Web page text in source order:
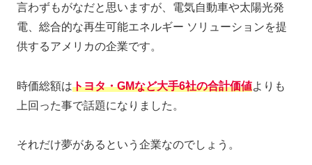
言わずもがなだと思いますが、電気自動車や太陽光発
電、総合的な再生可能エネルギー ソリューションを提
供するアメリカの企業です。
時価総額はトヨタ・GMなど大手6社の合計価値よりも
上回った事で話題になりました。
それだけ夢があるという企業なのでしょう。